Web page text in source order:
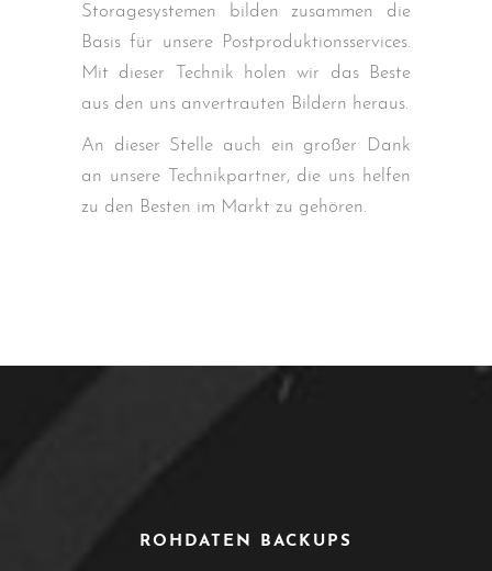
Storagesystemen bilden zusammen die
Basis für unsere Postproduktionsservices.
Mit dieser Technik holen wir das Beste
aus den uns anvertrauten Bildern heraus.
An dieser Stelle auch ein großer Dank
an unsere Technikpartner, die uns helfen
zu den Besten im Markt zu gehören.
ROHDATEN BACKUPS